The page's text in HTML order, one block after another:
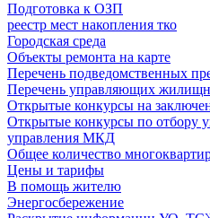
Подготовка к ОЗП
реестр мест накопления тко
Городская среда
Объекты ремонта на карте
Перечень подведомственных
Перечень управляющих
Открытые конкурсы на
Открытые конкурсы по отбору
управления МКД
Общее количество
Цены и тарифы
В помощь жителю
Энергосбережение